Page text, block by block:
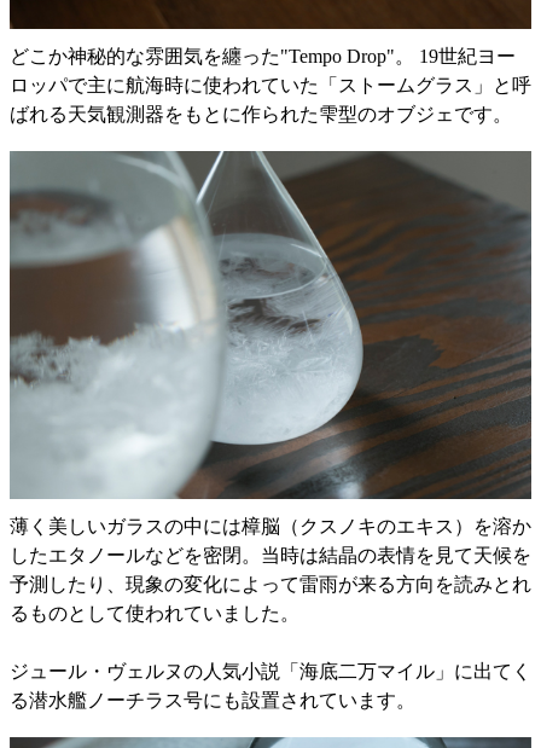
どこか神秘的な雰囲気を纏った"Tempo Drop"。 19世紀ヨー
ロッパで主に航海時に使われていた「ストームグラス」と呼
ばれる天気観測器をもとに作られた雫型のオブジェです。
薄く美しいガラスの中には樟脳（クスノキのエキス）を溶か
したエタノールなどを密閉。当時は結晶の表情を見て天候を
予測したり、現象の変化によって雷雨が来る方向を読みとれ
るものとして使われていました。
ジュール・ヴェルヌの人気小説「海底二万マイル」に出てく
る潜水艦ノーチラス号にも設置されています。